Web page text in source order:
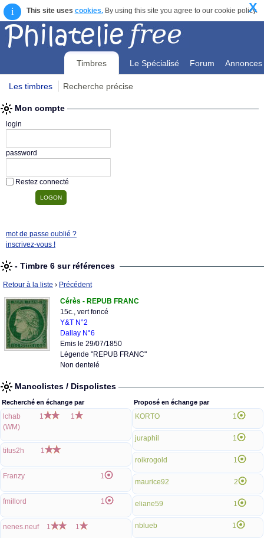
i This site uses cookies.By using this site you agree to our cookie policy.
X
Timbres Le Spécialisé Forum Annonces
Les timbres Recherche précise
Mon compte
login
password
Restez connecté
mot de passe oublié ?
inscrivez-vous !
- Timbre 6 sur références
Retour à la liste › Précédent
Cérès - REPUB FRANC
15c., vert foncé
Y&T N°2
Dallay N°6
Emis le 29/07/1850
Légende "REPUB FRANC"
Non dentelé
Mancolistes / Dispolistes
Recherché en échange par
lchab
(WM)
1 1
titus2h 1
Franzy 1
fmillord 1
nenes.neuf 1 1
Proposé en échange par
KORTO 1
juraphil 1
roikrogold 1
maurice92 2
eliane59 1
nblueb 1